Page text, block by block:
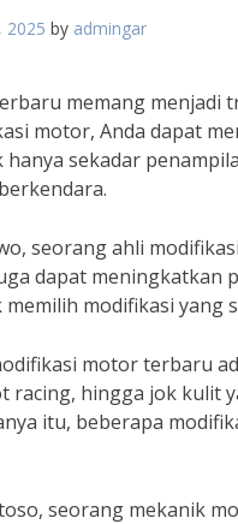
2025 by admingar
memang menjadi
motor, Anda dapat
hanya sekadar
seorang ahli
dapat meningkatkan
modifikasi yang
motor terbaru
racing, hingga jok kulit
itu, beberapa
seorang mekanik